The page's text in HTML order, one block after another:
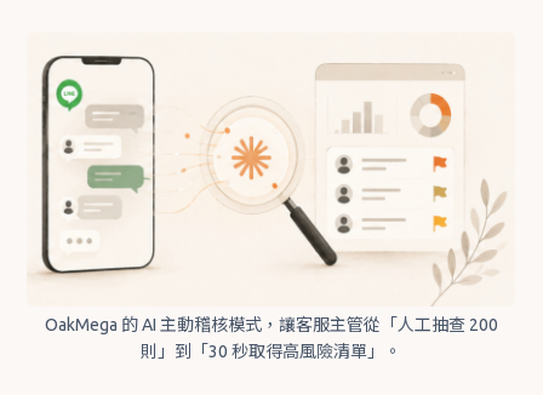
OakMega 的 AI 主動稽核模式，讓客服主管從「人工抽查 200
則」到「30 秒取得高風險清單」。